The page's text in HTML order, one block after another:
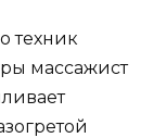
техник
массажист